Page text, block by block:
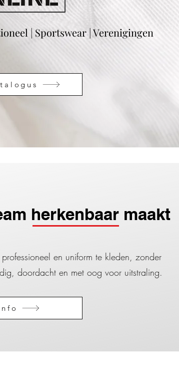
| Sportswear | Verenigingen
herkenbaar maakt
en uniform te kleden, zonder
doordacht en met oog voor uitstraling.